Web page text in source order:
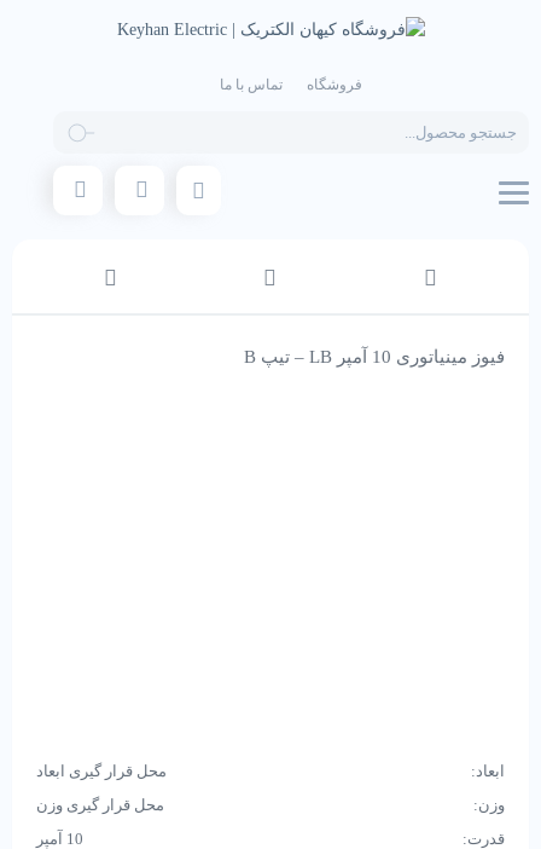
فروشگاه تماس با ما
search
فیوز مینیاتوری 10 آمپر LB – تیپ B
ابعاد:
محل قرار گیری ابعاد
وزن:
محل قرار گیری وزن
قدرت:
10 آمپر